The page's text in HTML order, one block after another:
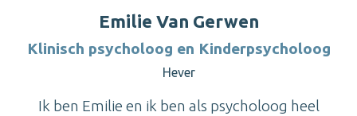
Emilie Van Gerwen
Klinisch psycholoog en Kinderpsycholoog
Hever
Ik ben Emilie en ik ben als psycholoog heel